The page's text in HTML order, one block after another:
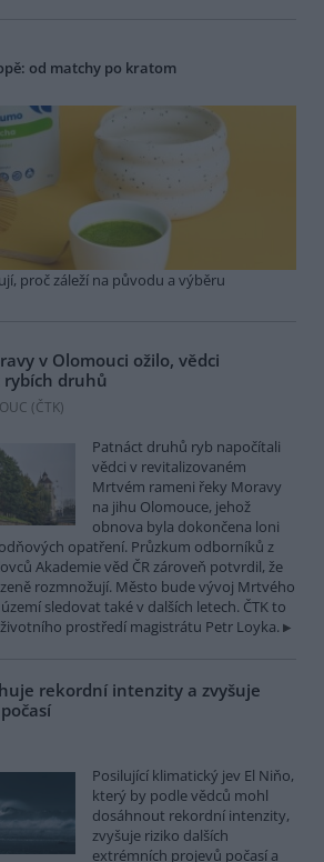
od matchy po kratom
proč záleží na původu a výběru
v Olomouci ožilo, vědci
druhů
(ČTK)
Patnáct druhů ryb napočítali
vědci v revitalizovaném
Mrtvém rameni řeky Moravy
na jihu Olomouce, jehož
obnova byla dokončena loni
opatření. Průzkum odborníků z
Akademie věd ČR zároveň potvrdil, že
rozmnožují. Město bude vývoj Mrtvého
sledovat také v dalších letech. ČTK to
prostředí magistrátu Petr Loyka.
rekordní intenzity a zvyšuje
Posilující klimatický jev El Niňo,
který by podle vědců mohl
dosáhnout rekordní intenzity,
zvyšuje riziko dalších
extrémních projevů počasí a